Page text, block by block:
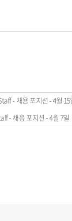
- 채용 포지션 - 4월 15
- 채용 포지션 - 4월 7일